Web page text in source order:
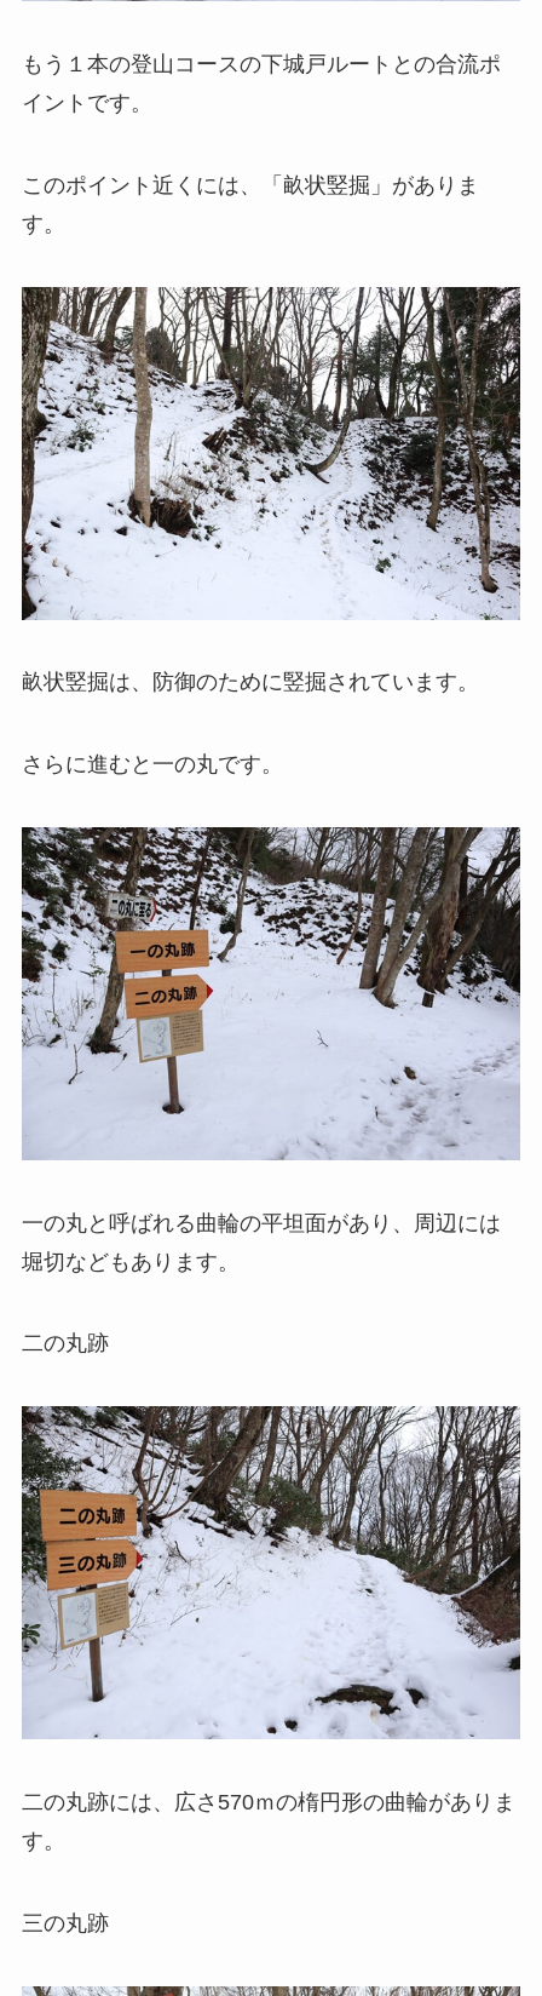
もう１本の登山コースの下城戸ルートとの合流ポ
イントです。
このポイント近くには、「畝状竪掘」がありま
す。
畝状竪掘は、防御のために竪掘されています。
さらに進むと一の丸です。
一の丸と呼ばれる曲輪の平坦面があり、周辺には
堀切などもあります。
二の丸跡
二の丸跡には、広さ570ｍの楕円形の曲輪がありま
す。
三の丸跡